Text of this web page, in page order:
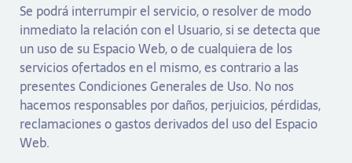
Se podrá interrumpir el servicio, o resolver de modo
inmediato la relación con el Usuario, si se detecta que
un uso de su Espacio Web, o de cualquiera de los
servicios ofertados en el mismo, es contrario a las
presentes Condiciones Generales de Uso. No nos
hacemos responsables por daños, perjuicios, pérdidas,
reclamaciones o gastos derivados del uso del Espacio
Web.